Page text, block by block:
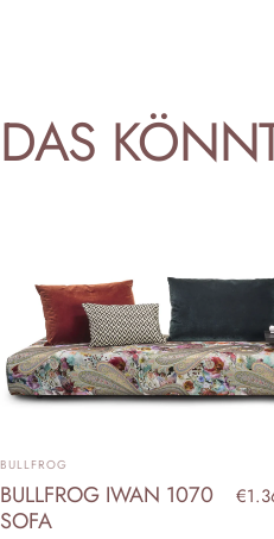
DAS
ANBIETER:
BULLFROG
BULLFROG IWAN 1070
SOFA